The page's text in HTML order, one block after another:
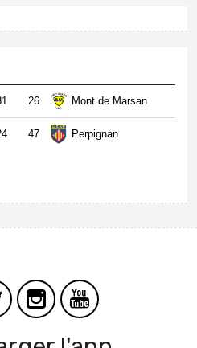
26 Mont de Marsan
47 Perpignan